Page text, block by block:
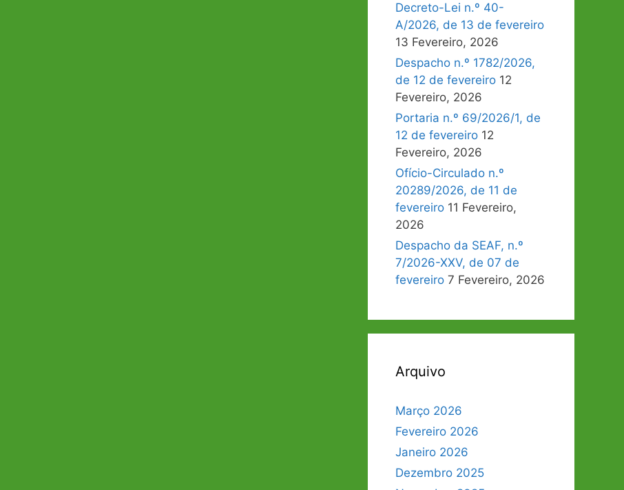
Decreto-Lei n.º 40-
A/2026, de 13 de fevereiro
13 Fevereiro, 2026
Despacho n.º 1782/2026,
de 12 de fevereiro 12
Fevereiro, 2026
Portaria n.º 69/2026/1, de
12 de fevereiro 12
Fevereiro, 2026
Ofício-Circulado n.º
20289/2026, de 11 de
fevereiro 11 Fevereiro,
2026
Despacho da SEAF, n.º
7/2026-XXV, de 07 de
fevereiro 7 Fevereiro, 2026
Arquivo
Março 2026
Fevereiro 2026
Janeiro 2026
Dezembro 2025